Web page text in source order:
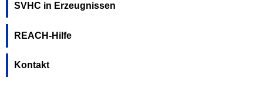
SVHC in Erzeugnissen
REACH-Hilfe
Kontakt